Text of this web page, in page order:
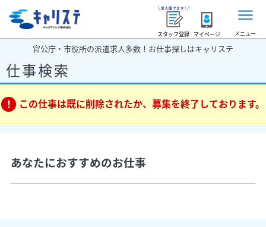
スタッフ登録 マイページ メニュー
官公庁・市役所の派遣求人多数！お仕事探しはキャリステ
仕事検索
この仕事は既に削除されたか、募集を終了しております。
あなたにおすすめのお仕事